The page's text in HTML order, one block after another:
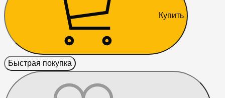
Купить
Быстрая покупка